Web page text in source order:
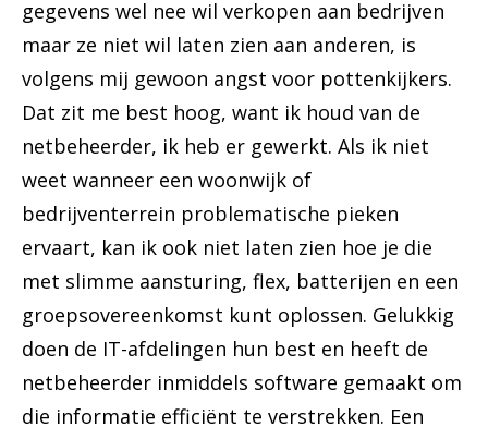
gegevens wel nee wil verkopen aan bedrijven
maar ze niet wil laten zien aan anderen, is
volgens mij gewoon angst voor pottenkijkers.
Dat zit me best hoog, want ik houd van de
netbeheerder, ik heb er gewerkt. Als ik niet
weet wanneer een woonwijk of
bedrijventerrein problematische pieken
ervaart, kan ik ook niet laten zien hoe je die
met slimme aansturing, flex, batterijen en een
groepsovereenkomst kunt oplossen. Gelukkig
doen de IT-afdelingen hun best en heeft de
netbeheerder inmiddels software gemaakt om
die informatie efficiënt te verstrekken. Een